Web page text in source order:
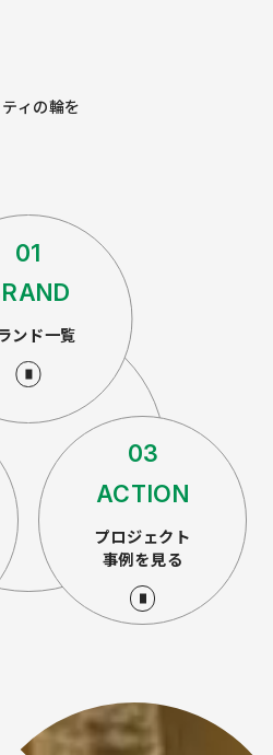
ィの輪を
01
ンド一覧
03
ACTION
プロジェクト
事例を見る